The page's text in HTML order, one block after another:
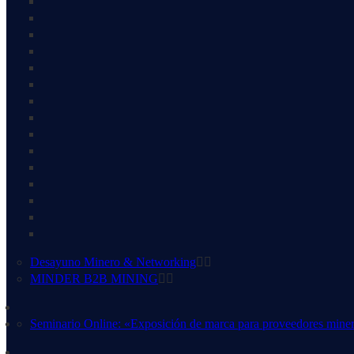
Desayuno Minero & Networking
MINDER B2B MINING
Seminario Online: «Exposición de marca para proveedores